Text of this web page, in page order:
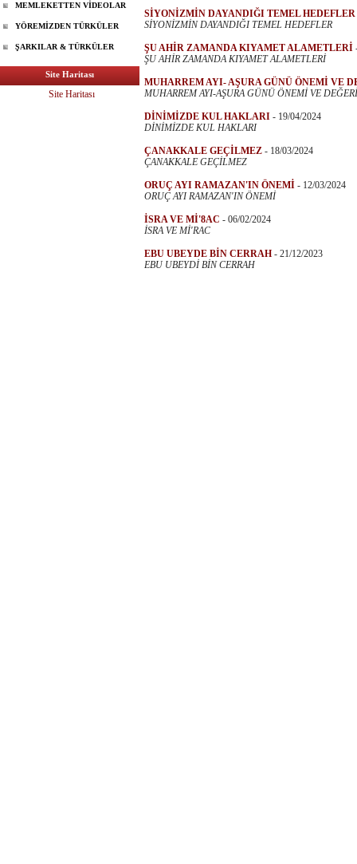
MEMLEKETTEN VİDEOLAR
YÖREMİZDEN TÜRKÜLER
ŞARKILAR & TÜRKÜLER
Site Haritası
Site Haritası
SİYONİZMİN DAYANDIĞI TEMEL HEDEFLER
SİYONİZMİN DAYANDIĞI TEMEL HEDEFLER
ŞU AHİR ZAMANDA KIYAMET ALAMETLERİ
ŞU AHİR ZAMANDA KIYAMET ALAMETLERİ
MUHARREM AYI- AŞURA GÜNÜ ÖNEMİ VE
MUHARREM AYI-AŞURA GÜNÜ ÖNEMİ VE DEĞERİ
DİNİMİZDE KUL HAKLARI - 19/04/2024
DİNİMİZDE KUL HAKLARI
ÇANAKKALE GEÇİLMEZ - 18/03/2024
ÇANAKKALE GEÇİLMEZ
ORUÇ AYI RAMAZAN'IN ÖNEMİ - 12/03/2024
ORUÇ AYI RAMAZAN'IN ÖNEMİ
İSRA VE Mİ'8AC - 06/02/2024
İSRA VE Mİ'RAC
EBU UBEYDE BİN CERRAH - 21/12/2023
EBU UBEYDİ BİN CERRAH